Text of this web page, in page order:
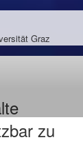
Graz
zu